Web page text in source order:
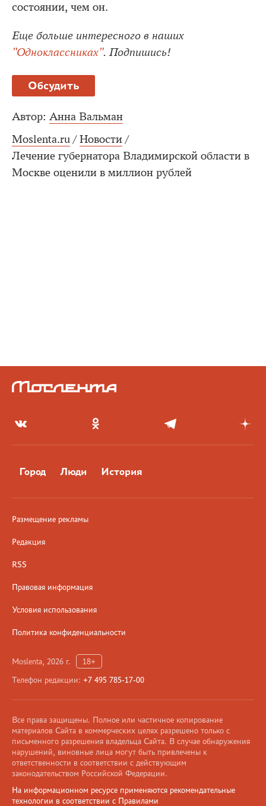
состоянии, чем он.
Еще больше интересного в наших
"Одноклассниках". Подпишись!
Обсудить
Автор: Анна Вальман
Moslenta.ru / Новости /
Лечение губернатора Владимирской области в
Москве оценили в миллион рублей
Город Люди История
Размещение рекламы
Редакция
RSS
Правовая информация
Условия использования
Политика конфиденциальности
Moslenta, 2026 г.
18+
Телефон редакции: +7 495 785-17-00
Все права защищены. Полное или частичное копирование
материалов Сайта в коммерческих целях разрешено только с
письменного разрешения владельца Сайта. В случае обнаружения
нарушений, виновные лица могут быть привлечены к
ответственности в соответствии с действующим
законодательством Российской Федерации.
На информационном ресурсе применяются рекомендательные
технологии в соответствии с Правилами